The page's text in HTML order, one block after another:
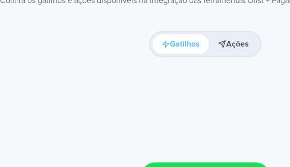
Gatilhos Ações